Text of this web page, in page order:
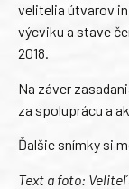
velitelia útvarov
výcviku a stave
2018.
Na záver
za spoluprácu a
Ďalšie snímky si
Text a foto: